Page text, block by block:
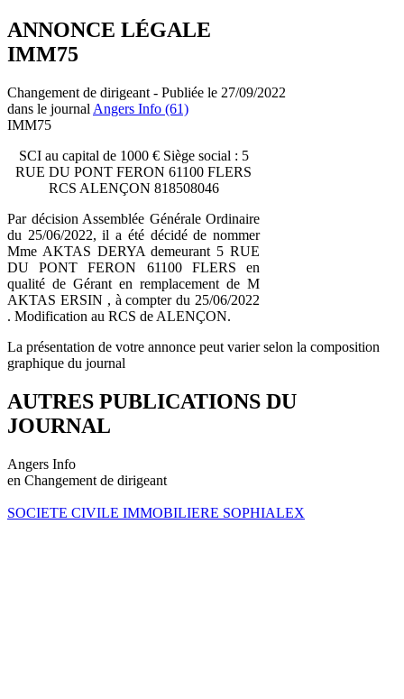
ANNONCE LÉGALE
IMM75
Changement de dirigeant - Publiée le 27/09/2022
dans le journal Angers Info (61)
IMM75
SCI au capital de 1000 € Siège social : 5
RUE DU PONT FERON 61100 FLERS
RCS ALENÇON 818508046
Par décision Assemblée Générale Ordinaire
du 25/06/2022, il a été décidé de nommer
Mme AKTAS DERYA demeurant 5 RUE
DU PONT FERON 61100 FLERS en
qualité de Gérant en remplacement de M
AKTAS ERSIN , à compter du 25/06/2022
. Modification au RCS de ALENÇON.
La présentation de votre annonce peut varier selon la composition
graphique du journal
AUTRES PUBLICATIONS DU
JOURNAL
Angers Info
en Changement de dirigeant
SOCIETE CIVILE IMMOBILIERE SOPHIALEX